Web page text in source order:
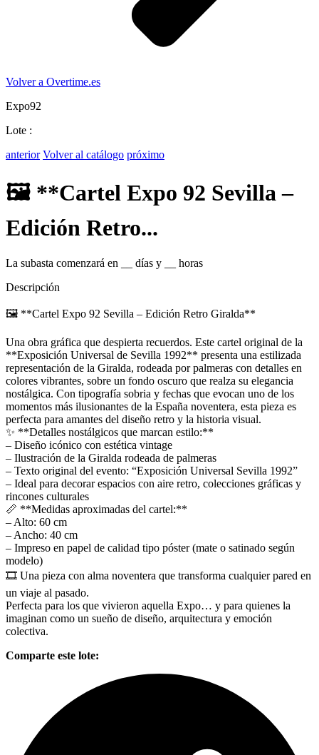
Volver a Overtime.es
Expo92
Lote :
anterior Volver al catálogo próximo
🖼️ **Cartel Expo 92 Sevilla –
Edición Retro...
La subasta comenzará en días y
horas
Descripción
🖼️ **Cartel Expo 92 Sevilla – Edición Retro Giralda**
Una obra gráfica que despierta recuerdos. Este cartel original de la
**Exposición Universal de Sevilla 1992** presenta una estilizada
representación de la Giralda, rodeada por palmeras con detalles en
colores vibrantes, sobre un fondo oscuro que realza su elegancia
nostálgica. Con tipografía sobria y fechas que evocan uno de los
momentos más ilusionantes de la España noventera, esta pieza es
perfecta para amantes del diseño retro y la historia visual.
✨ **Detalles nostálgicos que marcan estilo:**
– Diseño icónico con estética vintage
– Ilustración de la Giralda rodeada de palmeras
– Texto original del evento: “Exposición Universal Sevilla 1992”
– Ideal para decorar espacios con aire retro, colecciones gráficas y
rincones culturales
📏 **Medidas aproximadas del cartel:**
– Alto: 60 cm
– Ancho: 40 cm
– Impreso en papel de calidad tipo póster (mate o satinado según
modelo)
🎞️ Una pieza con alma noventera que transforma cualquier pared en
un viaje al pasado.
Perfecta para los que vivieron aquella Expo… y para quienes la
imaginan como un sueño de diseño, arquitectura y emoción
colectiva.
Comparte este lote: